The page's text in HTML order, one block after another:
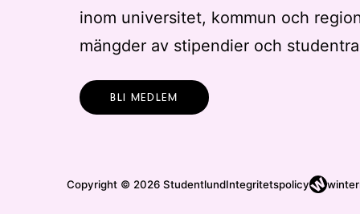
inom universitet, kommun och
mängder av stipendier och
BLI MEDLEM
Copyright © 2026 StudentlundIntegritetspolicy